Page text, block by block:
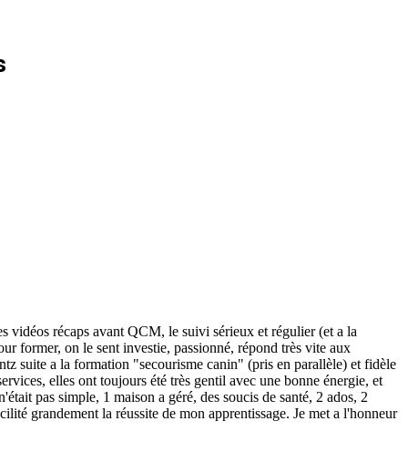
vidéos récaps avant QCM, le suivi sérieux et régulier (et a la
former, on le sent investie, passionné, répond très vite aux
suite a la formation "secourisme canin" (pris en parallèle) et fidèle
elles ont toujours été très gentil avec une bonne énergie, et
pas simple, 1 maison a géré, des soucis de santé, 2 ados, 2
grandement la réussite de mon apprentissage. Je met a l'honneur